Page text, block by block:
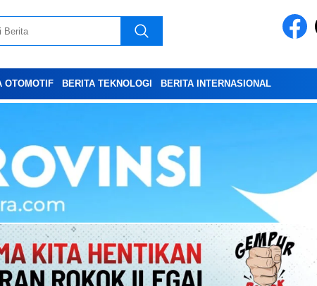
OTOMOTIF BERITA TEKNOLOGI BERITA INTERNASIONAL